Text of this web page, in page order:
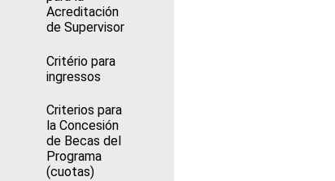
Acreditación
de Supervisor
Critério para
ingressos
Criterios para
la Concesión
de Becas del
Programa
(cuotas)